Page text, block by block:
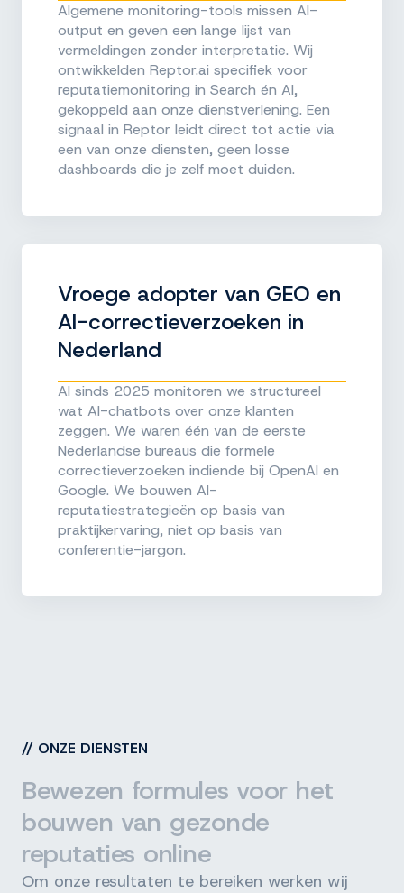
Algemene monitoring-tools missen AI-
output en geven een lange lijst van
vermeldingen zonder interpretatie. Wij
ontwikkelden Reptor.ai specifiek voor
reputatiemonitoring in Search én AI,
gekoppeld aan onze dienstverlening. Een
signaal in Reptor leidt direct tot actie via
een van onze diensten, geen losse
dashboards die je zelf moet duiden.
Vroege adopter van GEO en
AI-correctieverzoeken in
Nederland
Al sinds 2025 monitoren we structureel
wat AI-chatbots over onze klanten
zeggen. We waren één van de eerste
Nederlandse bureaus die formele
correctieverzoeken indiende bij OpenAI en
Google. We bouwen AI-
reputatiestrategieën op basis van
praktijkervaring, niet op basis van
conferentie-jargon.
// ONZE DIENSTEN
Bewezen formules voor het
bouwen van gezonde
reputaties online
Om onze resultaten te bereiken werken wij